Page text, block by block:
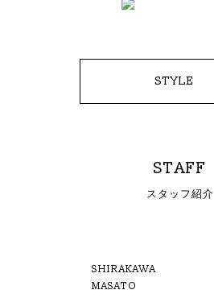
STYLE
STAFF
スタッフ紹介
SHIRAKAWA
MASATO